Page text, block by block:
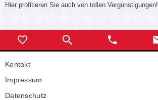
Service & Zubehör
Unser Autohaus
Hier profitieren Sie auch von tollen Vergünstigungen!
Kontakt
Impressum
Datenschutz